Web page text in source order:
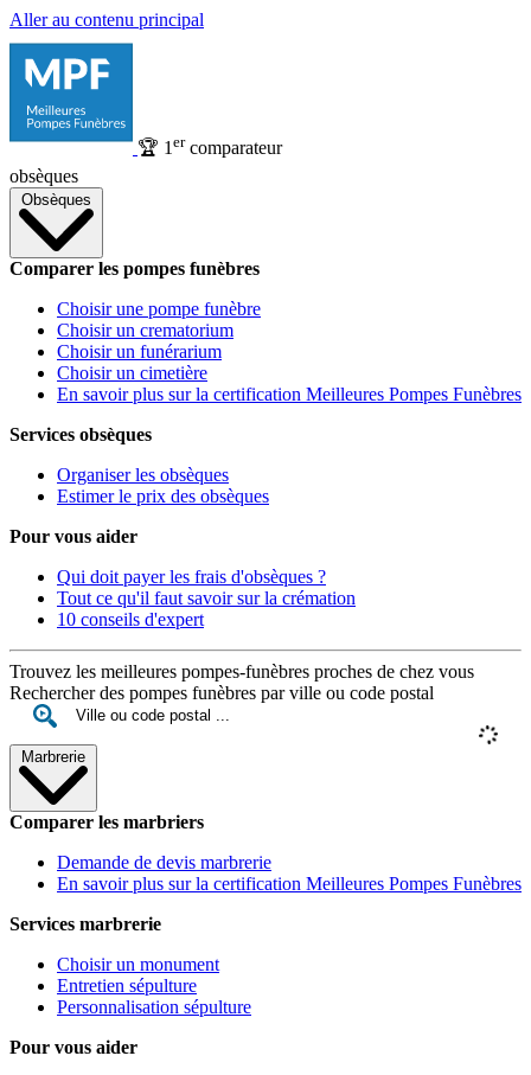
Aller au contenu principal
🏆 1 ercomparateur
obsèques
Obsèques
Comparer les pompes funèbres
Choisir une pompe funèbre
Choisir un crematorium
Choisir un funérarium
Choisir un cimetière
En savoir plus sur la certification Meilleures Pompes Funèbres
Services obsèques
Organiser les obsèques
Estimer le prix des obsèques
Pour vous aider
Qui doit payer les frais d'obsèques ?
Tout ce qu'il faut savoir sur la crémation
10 conseils d'expert
Trouvez les meilleures pompes-funèbres proches de chez vous
Rechercher des pompes funèbres par ville ou code postal
Marbrerie
Comparer les marbriers
Demande de devis marbrerie
En savoir plus sur la certification Meilleures Pompes Funèbres
Services marbrerie
Choisir un monument
Entretien sépulture
Personnalisation sépulture
Pour vous aider